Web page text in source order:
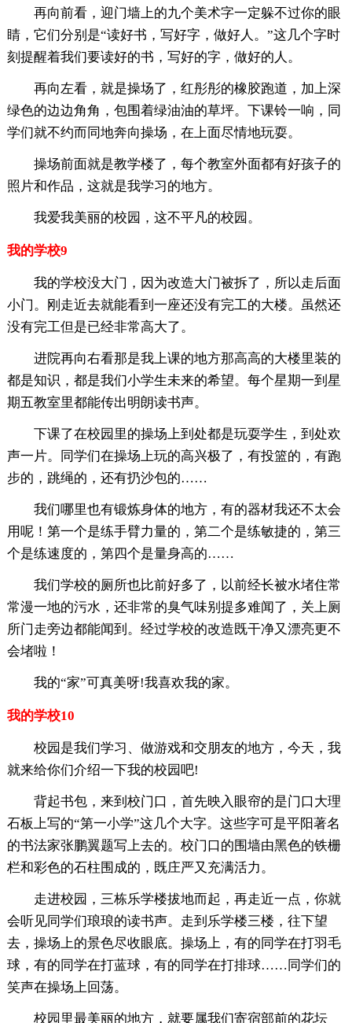
再向前看，迎门墙上的九个美术字一定躲不过你的眼
睛，它们分别是“读好书，写好字，做好人。”这几个字时
刻提醒着我们要读好的书，写好的字，做好的人。
再向左看，就是操场了，红彤彤的橡胶跑道，加上深
绿色的边边角角，包围着绿油油的草坪。下课铃一响，同
学们就不约而同地奔向操场，在上面尽情地玩耍。
操场前面就是教学楼了，每个教室外面都有好孩子的
照片和作品，这就是我学习的地方。
我爱我美丽的校园，这不平凡的校园。
我的学校9
我的学校没大门，因为改造大门被拆了，所以走后面
小门。刚走近去就能看到一座还没有完工的大楼。虽然还
没有完工但是已经非常高大了。
进院再向右看那是我上课的地方那高高的大楼里装的
都是知识，都是我们小学生未来的希望。每个星期一到星
期五教室里都能传出明朗读书声。
下课了在校园里的操场上到处都是玩耍学生，到处欢
声一片。同学们在操场上玩的高兴极了，有投篮的，有跑
步的，跳绳的，还有扔沙包的……
我们哪里也有锻炼身体的地方，有的器材我还不太会
用呢！第一个是练手臂力量的，第二个是练敏捷的，第三
个是练速度的，第四个是量身高的……
我们学校的厕所也比前好多了，以前经长被水堵住常
常漫一地的污水，还非常的臭气味别提多难闻了，关上厕
所门走旁边都能闻到。经过学校的改造既干净又漂亮更不
会堵啦！
我的“家”可真美呀!我喜欢我的家。
我的学校10
校园是我们学习、做游戏和交朋友的地方，今天，我
就来给你们介绍一下我的校园吧!
背起书包，来到校门口，首先映入眼帘的是门口大理
石板上写的“第一小学”这几个大字。这些字可是平阳著名
的书法家张鹏翼题写上去的。校门口的围墙由黑色的铁栅
栏和彩色的石柱围成的，既庄严又充满活力。
走进校园，三栋乐学楼拔地而起，再走近一点，你就
会听见同学们琅琅的读书声。走到乐学楼三楼，往下望
去，操场上的景色尽收眼底。操场上，有的同学在打羽毛
球，有的同学在打蓝球，有的同学在打排球……同学们的
笑声在操场上回荡。
校园里最美丽的地方，就要属我们寄宿部前的花坛